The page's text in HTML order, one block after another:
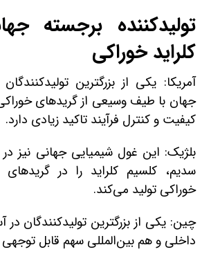
تولیدکننده برجسته
کلراید خوراکی
آمریکا: یکی از بزرگترین
جهان با طیف وسیعی از گریدهای
کیفیت و کنترل فرآیند تاکید زیادی دارد.
بلژیک: این غول شیمیایی جهانی نیز در
سدیم، کلسیم کلراید را در
خوراکی تولید می‌کند.
چین: یکی از بزرگترین تولیدکنندگان در
داخلی و هم بین‌المللی سهم قابل توجهی